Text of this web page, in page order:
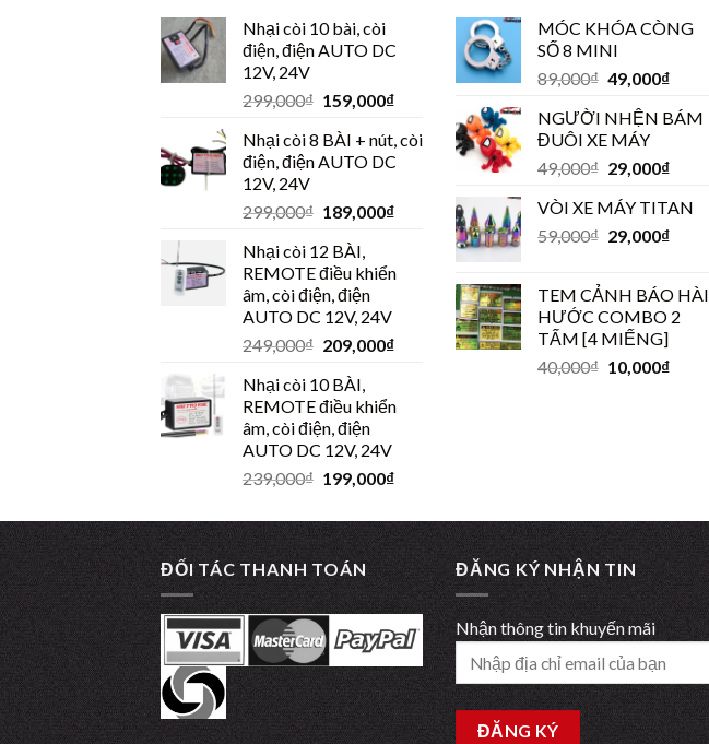
Nhại còi 10 bài, còi
điện, điện AUTO DC
12V, 24V
299,000₫ 159,000₫
Nhại còi 8 BÀI + nút, còi
điện, điện AUTO DC
12V, 24V
299,000₫ 189,000₫
Nhại còi 12 BÀI,
REMOTE điều khiển
âm, còi điện, điện
AUTO DC 12V, 24V
249,000₫ 209,000₫
Nhại còi 10 BÀI,
REMOTE điều khiển
âm, còi điện, điện
AUTO DC 12V, 24V
239,000₫ 199,000₫
MÓC KHÓA CÒNG
SỐ 8 MINI
89,000₫ 49,000₫
NGƯỜI NHỆN BÁM
ĐUÔI XE MÁY
49,000₫ 29,000₫
VÒI XE MÁY TITAN
59,000₫ 29,000₫
TEM CẢNH BÁO HÀI
HƯỚC COMBO 2
TẤM [4 MIẾNG]
40,000₫ 10,000₫
ĐỐI TÁC THANH TOÁN ĐĂNG KÝ NHẬN TIN
Nhận thông tin khuyến mãi